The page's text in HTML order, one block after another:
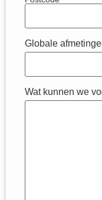
Globale
Wat kunnen we